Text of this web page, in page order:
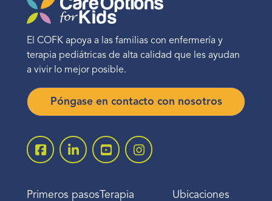
El COFK apoya a las familias con enfermería y
terapia pediátricas de alta calidad que les ayudan
a vivir lo mejor posible.
Póngase en contacto con nosotros
Primeros pasos Terapia
Ubicaciones